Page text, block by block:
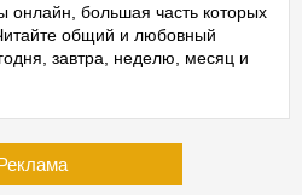
онлайн, большая часть которых
общий и любовный
завтра, неделю, месяц и